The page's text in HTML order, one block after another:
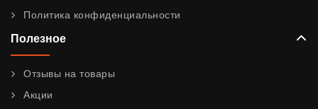
Политика конфиденциальности
Полезное
Отзывы на товары
Акции